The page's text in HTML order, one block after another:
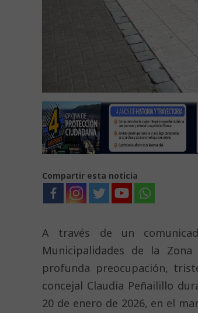
Compartir esta noticia
A través de un
Municipalidades de la
profunda preocupación,
concejal Claudia Peñailillo
20 de enero de 2026, en el